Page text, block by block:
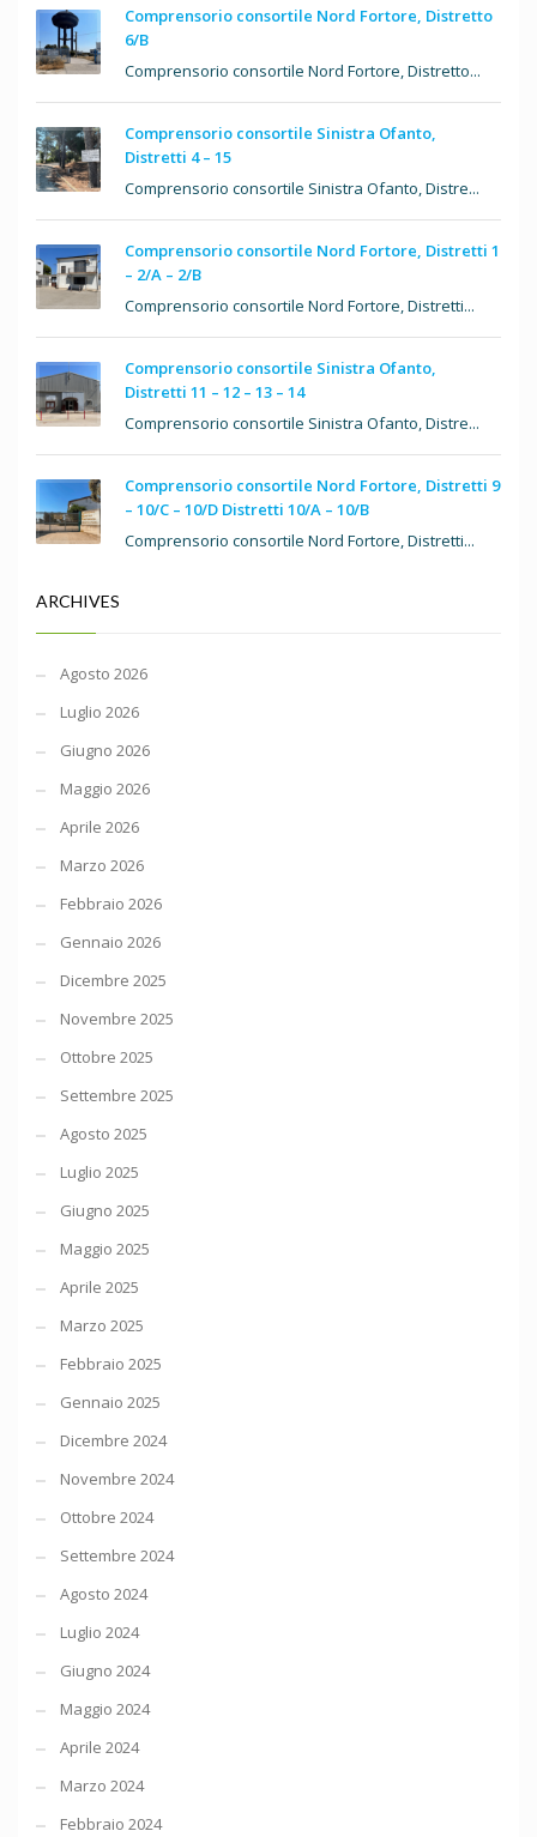
Comprensorio consortile Nord Fortore, Distretto
6/B
Comprensorio consortile Nord Fortore, Distretto...
Comprensorio consortile Sinistra Ofanto,
Distretti 4 – 15
Comprensorio consortile Sinistra Ofanto, Distre...
Comprensorio consortile Nord Fortore, Distretti 1
– 2/A – 2/B
Comprensorio consortile Nord Fortore, Distretti...
Comprensorio consortile Sinistra Ofanto,
Distretti 11 – 12 – 13 – 14
Comprensorio consortile Sinistra Ofanto, Distre...
Comprensorio consortile Nord Fortore, Distretti 9
– 10/C – 10/D Distretti 10/A – 10/B
Comprensorio consortile Nord Fortore, Distretti...
ARCHIVES
Agosto 2026
Luglio 2026
Giugno 2026
Maggio 2026
Aprile 2026
Marzo 2026
Febbraio 2026
Gennaio 2026
Dicembre 2025
Novembre 2025
Ottobre 2025
Settembre 2025
Agosto 2025
Luglio 2025
Giugno 2025
Maggio 2025
Aprile 2025
Marzo 2025
Febbraio 2025
Gennaio 2025
Dicembre 2024
Novembre 2024
Ottobre 2024
Settembre 2024
Agosto 2024
Luglio 2024
Giugno 2024
Maggio 2024
Aprile 2024
Marzo 2024
Febbraio 2024